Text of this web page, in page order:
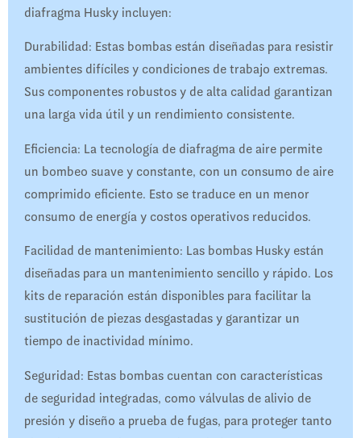
diafragma Husky incluyen:
Durabilidad: Estas bombas están diseñadas para resistir
ambientes difíciles y condiciones de trabajo extremas.
Sus componentes robustos y de alta calidad garantizan
una larga vida útil y un rendimiento consistente.
Eficiencia: La tecnología de diafragma de aire permite
un bombeo suave y constante, con un consumo de aire
comprimido eficiente. Esto se traduce en un menor
consumo de energía y costos operativos reducidos.
Facilidad de mantenimiento: Las bombas Husky están
diseñadas para un mantenimiento sencillo y rápido. Los
kits de reparación están disponibles para facilitar la
sustitución de piezas desgastadas y garantizar un
tiempo de inactividad mínimo.
Seguridad: Estas bombas cuentan con características
de seguridad integradas, como válvulas de alivio de
presión y diseño a prueba de fugas, para proteger tanto